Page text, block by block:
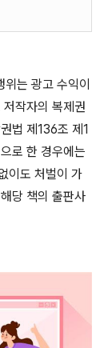
는 광고 수익이
저작자의 복제권
법 제 136조 제 1
로 한 경우에는
이도 처벌이 가
당 책의 출판사